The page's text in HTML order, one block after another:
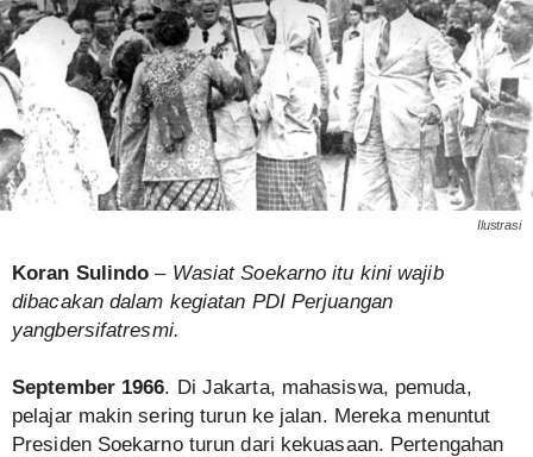
Ilustrasi
Koran Sulindo – Wasiat Soekarno itu kini wajib
dibacakan dalam kegiatan PDI Perjuangan
yangbersifatresmi.
September 1966. Di Jakarta, mahasiswa, pemuda,
pelajar makin sering turun ke jalan. Mereka menuntut
Presiden Soekarno turun dari kekuasaan. Pertengahan